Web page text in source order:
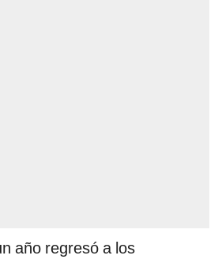
año regresó a los